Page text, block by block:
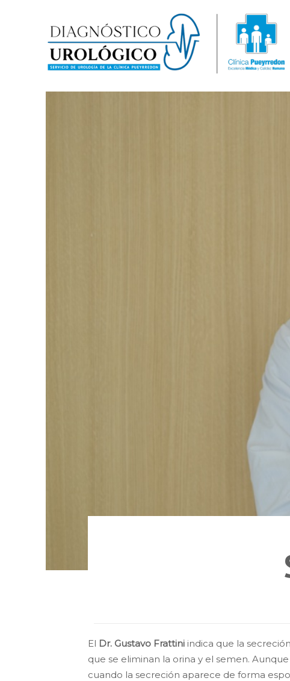
El Dr. Gustavo Frattini indica que la
que se eliminan la orina y el semen.
cuando la secreción aparece de forma